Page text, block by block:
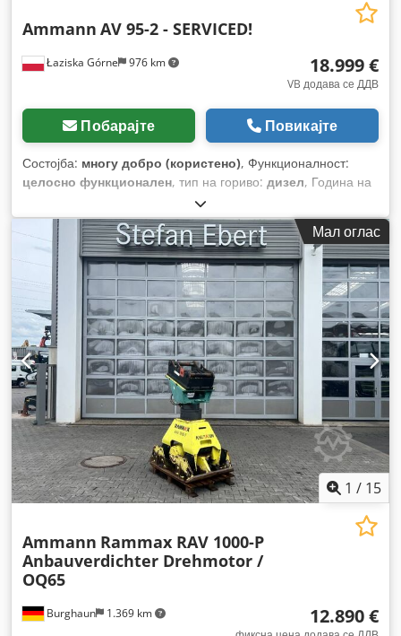
Łaziska Górne 976 km
Ammann AV 95-2 - SERVICED!
18.999 €
VB додава се ДДВ
Побарајте Повикајте
Состојба: многу добро (користено), Функционалност:
целосно функционален, тип на гориво: дизел, Година на
, работни часови:
компјутер, дополнителни фарови, низок степен на
бучава, погон на сите тркала, хидраулика на гриперот,
Мал оглас
1 / 15
Burghaun 1.369 km
Ammann Rammax RAV 1000-P
Anbauverdichter Drehmotor /
OQ65
12.890 €